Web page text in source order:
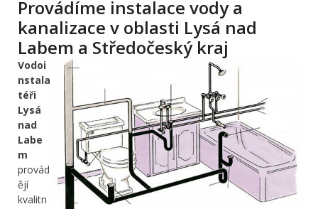
Provádíme instalace vody a
kanalizace v oblasti Lysá nad
Labem a Středočeský kraj
Vodoi
nstala
téři
Lysá
nad
Labe
m
provád
ějí
kvalitn